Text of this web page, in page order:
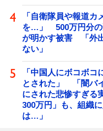
「自衛隊員や報道
を…」 500万円分の
が明かす被害 「外
ない」
「中国人にボコボ
とされた」 「闇バ
にされた悲惨すぎ
300万円」も、組織
は…」